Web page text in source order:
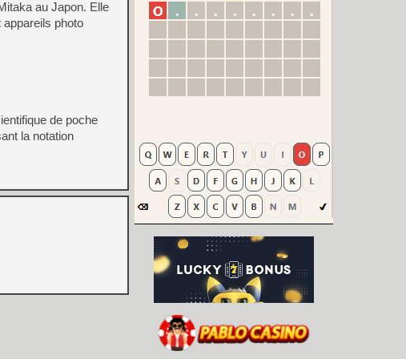
au Japon. Elle
photo
de poche
la notation